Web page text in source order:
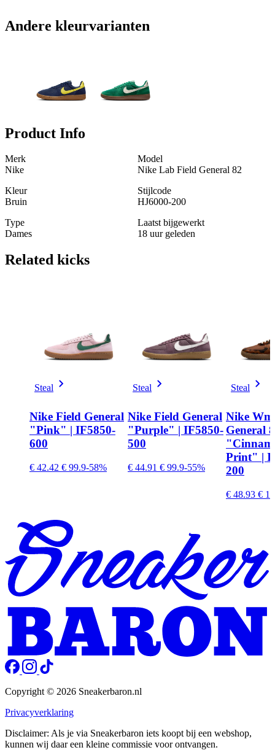
Andere kleurvarianten
Product Info
Merk
Nike
Model
Nike Lab Field General 82
Kleur
Bruin
Stijlcode
HJ6000-200
Type
Dames
Laatst bijgewerkt
18 uur geleden
Related kicks
Steal
Nike Field General
"Pink" | IF5850-
600
€ 42.42 € 99.9-58%
Steal
Nike Field General
"Purple" | IF5850-
500
€ 44.91 € 99.9-55%
Steal
Nike
General
Print" |
200
€ 48.93 €
Copyright © 2026 Sneakerbaron.nl
Privacyverklaring
Disclaimer: Als je via Sneakerbaron iets koopt bij een webshop,
kunnen wij daar een kleine commissie voor ontvangen.